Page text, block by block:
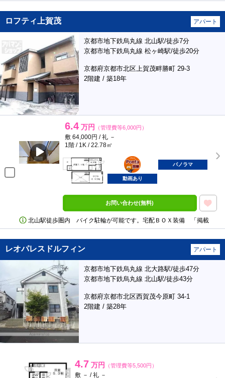
ロフティ上賀茂 アパート
京都市地下鉄烏丸線 北山駅/徒歩7分
京都市地下鉄烏丸線 松ヶ崎駅/徒歩20分
京都府京都市北区上賀茂畔勝町 29-3
2階建 / 築18年
6.4 万円 （管理費等6,000円）
敷 64,000円 / 礼 －
1階 / 1K / 22.78㎡
ポンタ
部屋
パノラマ
動画あり
お問い合わせ(無料)
北山駅徒歩圏内 バイク駐輪が可能です。宅配ＢＯＸ装備 「掲載
レオパレスドルフィン アパート
京都市地下鉄烏丸線 北大路駅/徒歩47分
京都市地下鉄烏丸線 北山駅/徒歩43分
京都府京都市北区西賀茂今原町 34-1
2階建 / 築28年
4.7 万円 （管理費等5,500円）
敷 － / 礼 －